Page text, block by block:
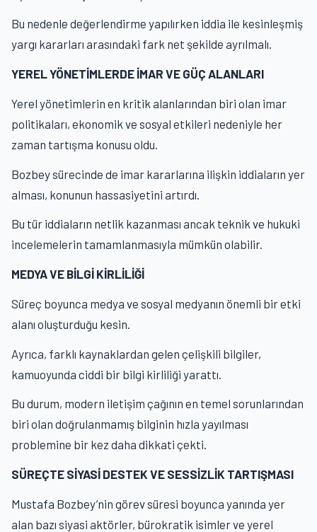
Bu nedenle değerlendirme yapılırken iddia ile kesinleşmiş
yargı kararları arasındaki fark net şekilde ayrılmalı.
YEREL YÖNETİMLERDE İMAR VE GÜÇ ALANLARI
Yerel yönetimlerin en kritik alanlarından biri olan imar
politikaları, ekonomik ve sosyal etkileri nedeniyle her
zaman tartışma konusu oldu.
Bozbey sürecinde de imar kararlarına ilişkin iddiaların yer
alması, konunun hassasiyetini artırdı.
Bu tür iddiaların netlik kazanması ancak teknik ve hukuki
incelemelerin tamamlanmasıyla mümkün olabilir.
MEDYA VE BİLGİ KİRLİLİĞİ
Süreç boyunca medya ve sosyal medyanın önemli bir etki
alanı oluşturduğu kesin.
Ayrıca, farklı kaynaklardan gelen çelişkili bilgiler,
kamuoyunda ciddi bir bilgi kirliliği yarattı.
Bu durum, modern iletişim çağının en temel sorunlarından
biri olan doğrulanmamış bilginin hızla yayılması
problemine bir kez daha dikkati çekti.
SÜREÇTE SİYASİ DESTEK VE SESSİZLİK TARTIŞMASI
Mustafa Bozbey’nin görev süresi boyunca yanında yer
alan bazı siyasi aktörler, bürokratik isimler ve yerel